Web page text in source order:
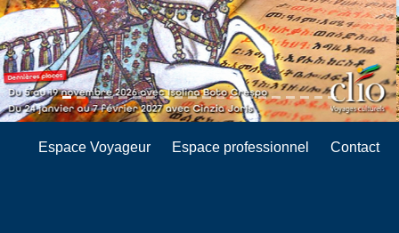
Espace Voyageur Espace professionnel Contact